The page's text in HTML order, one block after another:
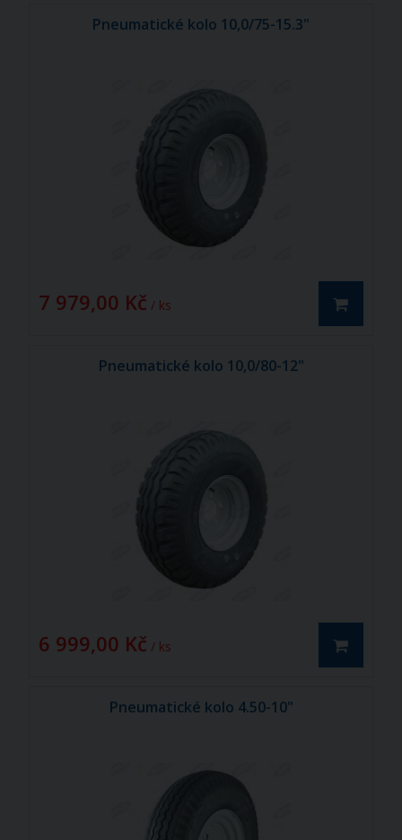
Pneumatické kolo 10,0/75-15.3"
7 979,00 Kč / ks
Pneumatické kolo 10,0/80-12"
6 999,00 Kč / ks
Pneumatické kolo 4.50-10"